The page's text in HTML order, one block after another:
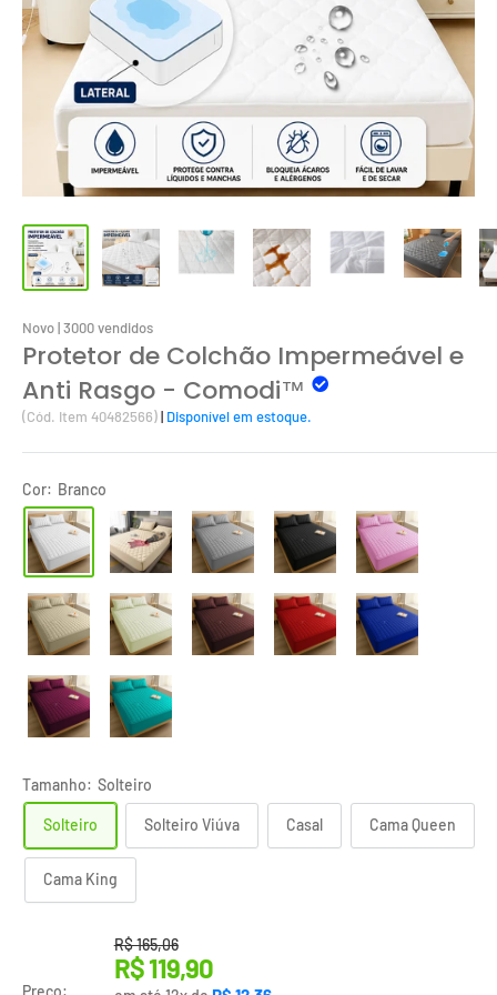
Novo | 3000 vendidos
Protetor de Colchão Impermeável e
Anti Rasgo - Comodi™
(Cód. Item 40482566)| Disponível em estoque.
Cor: Branco
Tamanho: Solteiro
Solteiro Solteiro Viúva Casal Cama Queen
Cama King
Translation missing: pt-
R$ 165,06
Translation
R$ 119,90